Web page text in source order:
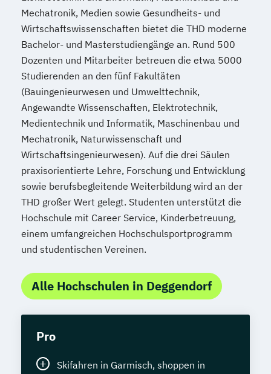
Mechatronik, Medien sowie Gesundheits- und
Wirtschaftswissenschaften bietet die THD moderne
Bachelor- und Masterstudiengänge an. Rund 500
Dozenten und Mitarbeiter betreuen die etwa 5000
Studierenden an den fünf Fakultäten
(Bauingenieurwesen und Umwelttechnik,
Angewandte Wissenschaften, Elektrotechnik,
Medientechnik und Informatik, Maschinenbau und
Mechatronik, Naturwissenschaft und
Wirtschaftsingenieurwesen). Auf die drei Säulen
praxisorientierte Lehre, Forschung und Entwicklung
sowie berufsbegleitende Weiterbildung wird an der
THD großer Wert gelegt. Studenten unterstützt die
Hochschule mit Career Service, Kinderbetreuung,
einem umfangreichen Hochschulsportprogramm
und studentischen Vereinen.
Alle Hochschulen in Deggendorf
Pro
Skifahren in Garmisch, shoppen in